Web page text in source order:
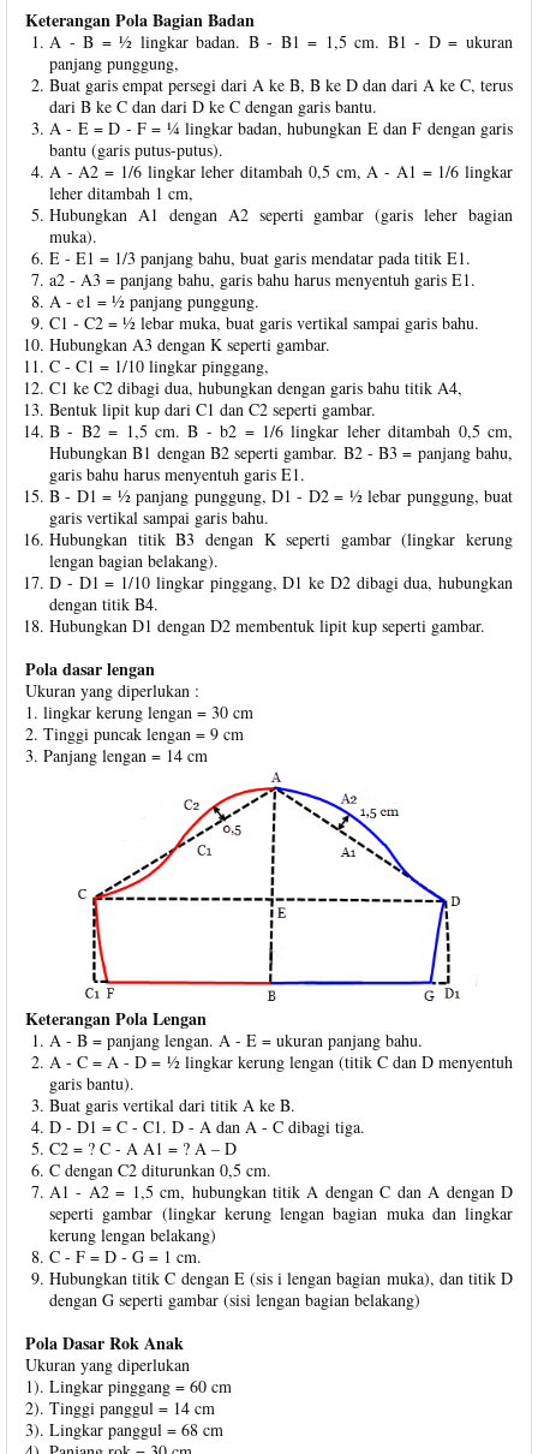
Keterangan Pola Bagian Badan
A - B = ½ lingkar badan. B - B1 = 1,5 cm. B1 - D = ukuran
panjang punggung,
Buat garis empat persegi dari A ke B, B ke D dan dari A ke C, terus
dari B ke C dan dari D ke C dengan garis bantu.
A - E = D - F = ¼ lingkar badan, hubungkan E dan F dengan garis
bantu (garis putus-putus).
A - A2 = 1/6 lingkar leher ditambah 0,5 cm, A - A1 = 1/6 lingkar
leher ditambah 1 cm,
Hubungkan A1 dengan A2 seperti gambar (garis leher bagian
muka).
E - E1 = 1/3 panjang bahu, buat garis mendatar pada titik E1.
a2 - A3 = panjang bahu, garis bahu harus menyentuh garis E1.
A - e1 = ½ panjang punggung.
C1 - C2 = ½ lebar muka, buat garis vertikal sampai garis bahu.
Hubungkan A3 dengan K seperti gambar.
C - C1 = 1/10 lingkar pinggang,
C1 ke C2 dibagi dua, hubungkan dengan garis bahu titik A4,
Bentuk lipit kup dari C1 dan C2 seperti gambar.
B - B2 = 1,5 cm. B - b2 = 1/6 lingkar leher ditambah 0,5 cm,
Hubungkan B1 dengan B2 seperti gambar. B2 - B3 = panjang bahu,
garis bahu harus menyentuh garis E1.
B - D1 = ½ panjang punggung, D1 - D2 = ½ lebar punggung, buat
garis vertikal sampai garis bahu.
Hubungkan titik B3 dengan K seperti gambar (lingkar kerung
lengan bagian belakang).
D - D1 = 1/10 lingkar pinggang, D1 ke D2 dibagi dua, hubungkan
dengan titik B4.
Hubungkan D1 dengan D2 membentuk lipit kup seperti gambar.
Pola dasar lengan
Ukuran yang diperlukan :
1. lingkar kerung lengan = 30 cm
2. Tinggi puncak lengan = 9 cm
3. Panjang lengan = 14 cm
Keterangan Pola Lengan
A - B = panjang lengan. A - E = ukuran panjang bahu.
A - C = A - D = ½ lingkar kerung lengan (titik C dan D menyentuh
garis bantu).
Buat garis vertikal dari titik A ke B.
D - D1 = C - C1. D - A dan A - C dibagi tiga.
C2 = ? C - A A1 = ? A – D
C dengan C2 diturunkan 0,5 cm.
A1 - A2 = 1,5 cm, hubungkan titik A dengan C dan A dengan D
seperti gambar (lingkar kerung lengan bagian muka dan lingkar
kerung lengan belakang)
C - F = D - G = 1 cm.
Hubungkan titik C dengan E (sis i lengan bagian muka), dan titik D
dengan G seperti gambar (sisi lengan bagian belakang)
Pola Dasar Rok Anak
Ukuran yang diperlukan
1). Lingkar pinggang = 60 cm
2). Tinggi panggul = 14 cm
3). Lingkar panggul = 68 cm